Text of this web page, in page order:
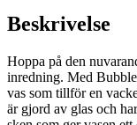
Beskrivelse
Hoppa på den
inredning. Med
vas som tillför en
är gjord av glas och